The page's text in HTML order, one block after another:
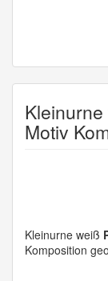
Motiv
Kleinurne weiß
Komposition